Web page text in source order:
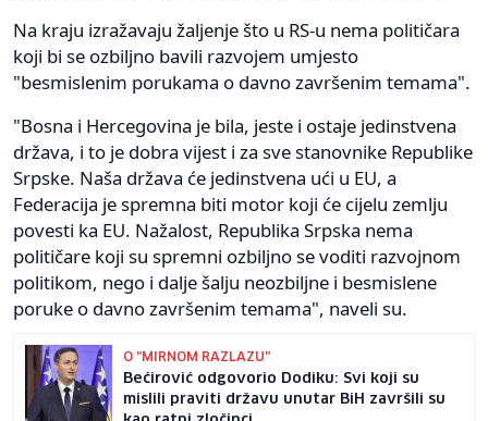
Na kraju izražavaju žaljenje što u RS-u nema političara
koji bi se ozbiljno bavili razvojem umjesto
"besmislenim porukama o davno završenim temama".
"Bosna i Hercegovina je bila, jeste i ostaje jedinstvena
država, i to je dobra vijest i za sve stanovnike Republike
Srpske. Naša država će jedinstvena ući u EU, a
Federacija je spremna biti motor koji će cijelu zemlju
povesti ka EU. Nažalost, Republika Srpska nema
političare koji su spremni ozbiljno se voditi razvojnom
politikom, nego i dalje šalju neozbiljne i besmislene
poruke o davno završenim temama", naveli su.
O "MIRNOM RAZLAZU"
Bećirović odgovorio Dodiku: Svi koji su
mislili praviti državu unutar BiH završili su